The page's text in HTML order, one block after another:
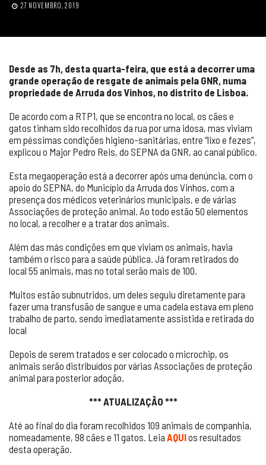
27 NOVEMBRO, 2019
Desde as 7h, desta quarta-feira, que está a decorrer uma
grande operação de resgate de animais pela GNR, numa
propriedade de Arruda dos Vinhos, no distrito de Lisboa.
De acordo com a RTP1, que se encontra no local, os cães e
gatos tinham sido recolhidos da rua por uma idosa, mas viviam
em péssimas condições higieno-sanitárias, entre “lixo e fezes”,
explicou o Major Pedro Reis, do SEPNA da GNR, ao canal público.
Esta megaoperação está a decorrer após uma denúncia, com o
apoio do SEPNA, do Município da Arruda dos Vinhos, com a
presença dos médicos veterinários municipais, e de várias
Associações de proteção animal. Ao todo estão 50 elementos
no local, a recolher e a tratar dos animais.
Além das más condições em que viviam os animais, havia
também o risco para a saúde pública. Já foram retirados do
local 55 animais, mas no total serão mais de 100.
Muitos estão subnutridos, um deles seguiu diretamente para
fazer uma transfusão de sangue e uma cadela estava em pleno
trabalho de parto, sendo imediatamente assistida e retirada do
local
Depois de serem tratados e ser colocado o microchip, os
animais serão distribuídos por várias Associações de proteção
animal para posterior adoção.
*** ATUALIZAÇÃO ***
Até ao final do dia foram recolhidos 109 animais de companhia,
nomeadamente, 98 cães e 11 gatos. Leia AQUIos resultados
desta operação.